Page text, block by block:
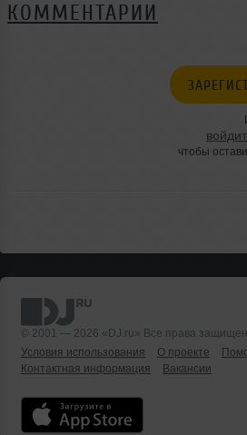
КОММЕНТАРИИ
чтобы
© 2001 — 2026 «DJ.ru» Все права
Условия использования
О проекте
Контактная информация
Вакансии